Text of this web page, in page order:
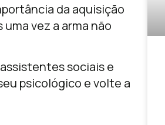
da aquisição
vez a arma não
sociais e
psicológico e volte a